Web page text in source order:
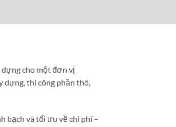
cho một đơn vị
dựng, thi công phần thô,
bạch và tối ưu về chi phí –